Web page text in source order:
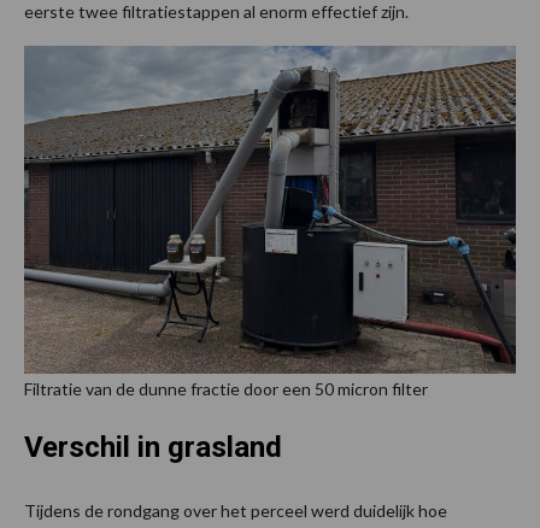
eerste twee filtratiestappen al enorm effectief zijn.
Filtratie van de dunne fractie door een 50 micron filter
Verschil in grasland
Tijdens de rondgang over het perceel werd duidelijk hoe